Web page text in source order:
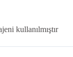
kullanılmıştır